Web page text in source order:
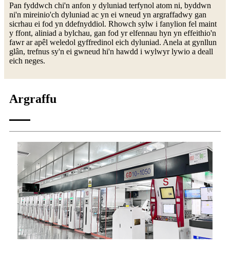
Pan fyddwch chi'n anfon y dyluniad terfynol atom ni, byddwn
ni'n mireinio'ch dyluniad ac yn ei wneud yn argraffadwy gan
sicrhau ei fod yn ddefnyddiol. Rhowch sylw i fanylion fel maint
y ffont, aliniad a bylchau, gan fod yr elfennau hyn yn effeithio'n
fawr ar apêl weledol gyffredinol eich dyluniad. Anela at gynllun
glân, trefnus sy'n ei gwneud hi'n hawdd i wylwyr lywio a deall
eich neges.
Argraffu